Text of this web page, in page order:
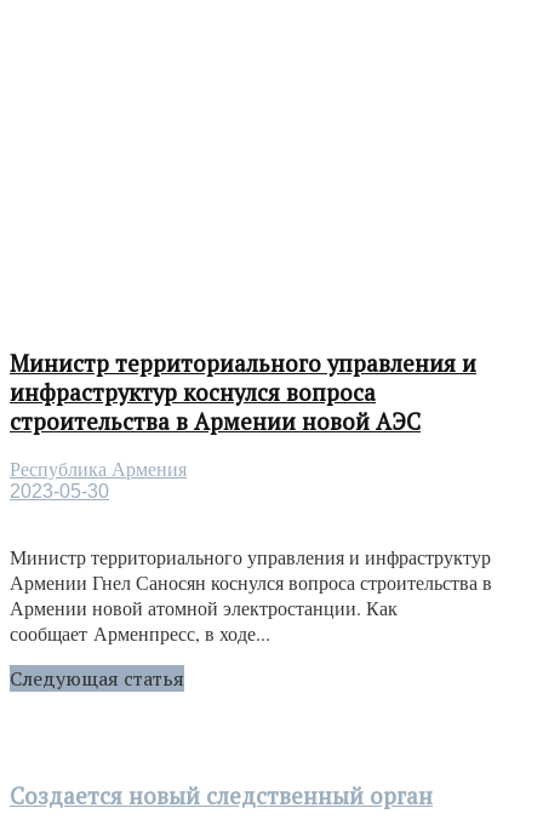
Министр территориального управления и
инфраструктур коснулся вопроса
строительства в Армении новой АЭС
Республика Армения
2023-05-30
Министр территориального управления и инфраструктур
Армении Гнел Саносян коснулся вопроса строительства в
Армении новой атомной электростанции. Как
сообщает Арменпресс, в ходе...
Следующая статья
Создается новый следственный орган